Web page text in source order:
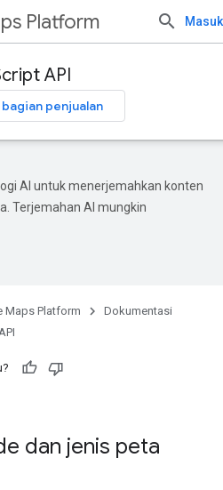
Platform Masuk
API
penjualan
AI untuk menerjemahkan konten
Terjemahan AI mungkin
Maps Platform
Dokumentasi
dan jenis peta